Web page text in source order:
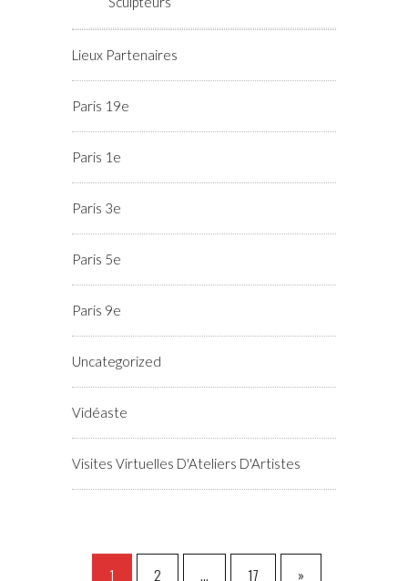
Lieux Partenaires
Paris 19e
Paris 1e
Paris 3e
Paris 5e
Paris 9e
Uncategorized
Vidéaste
Visites Virtuelles D'Ateliers D'Artistes
1 2 … 17 »